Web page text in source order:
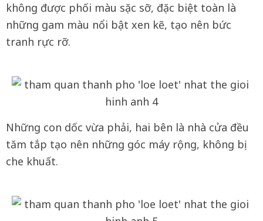
không được phối màu sặc sỡ, đặc biệt toàn là
những gam màu nổi bật xen kẽ, tạo nên bức
tranh rực rỡ.
Những con dốc vừa phải, hai bên là nhà cửa đều
tăm tắp tạo nên những góc máy rộng, không bị
che khuất.